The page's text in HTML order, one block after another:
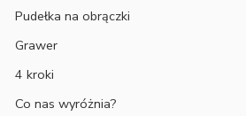
Pudełka na obrączki
Grawer
4 kroki
Co nas wyróżnia?